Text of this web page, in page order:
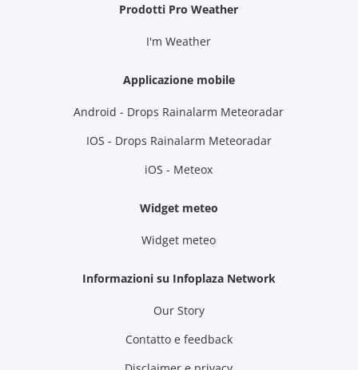
Prodotti Pro Weather
I'm Weather
Applicazione mobile
Android - Drops Rainalarm Meteoradar
IOS - Drops Rainalarm Meteoradar
iOS - Meteox
Widget meteo
Widget meteo
Informazioni su Infoplaza Network
Our Story
Contatto e feedback